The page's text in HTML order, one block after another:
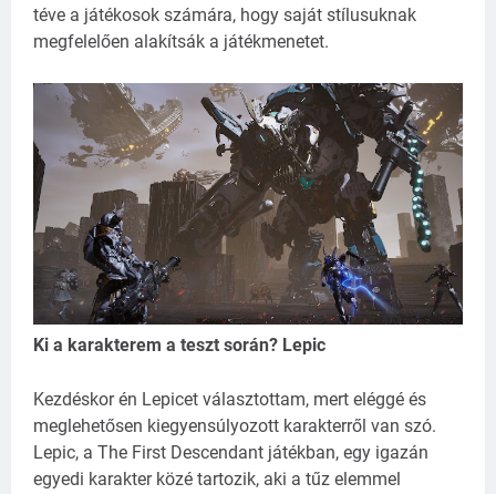
téve a játékosok számára, hogy saját stílusuknak
megfelelően alakítsák a játékmenetet.
Ki a karakterem a teszt során? Lepic
Kezdéskor én Lepicet választottam, mert eléggé és
meglehetősen kiegyensúlyozott karakterről van szó.
Lepic, a The First Descendant játékban, egy igazán
egyedi karakter közé tartozik, aki a tűz elemmel